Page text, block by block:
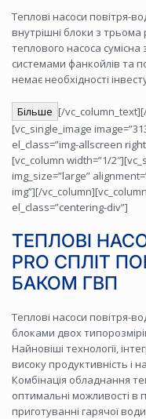
Теплові насоси повітря-
внутрішні блоки з трьома
теплового насоса
системами фанкойлів та
немає необхідності
Більше [/
[vc_single_image
el_class=”img-allscreen
[vc_column width=”1/
img_size=”large”
img”][/
el_class=”centering-div”]
ТЕПЛОВІ
PRO СПЛІТ
БАКОМ ГВП
Теплові насоси повітря-
блоками двох
Найновіші технології,
високу продуктивність і
Комбінація обладнання
оптимальні можливості в
приготуванні гарячої